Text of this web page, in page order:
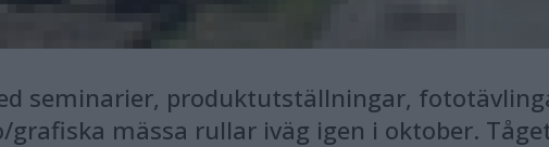
seminarier, produktutställningar,
mässa rullar iväg igen i oktober.